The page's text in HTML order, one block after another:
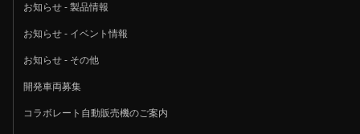
お知らせ - 製品情報
お知らせ - イベント情報
お知らせ - その他
開発車両募集
コラボレート自動販売機のご案内